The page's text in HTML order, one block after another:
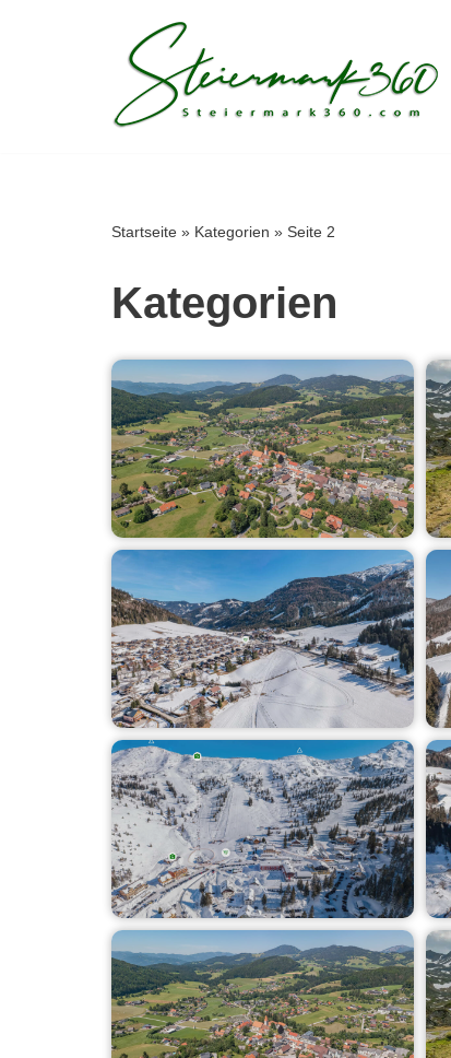
Startseite » Kategorien » Seite 2
Kategorien